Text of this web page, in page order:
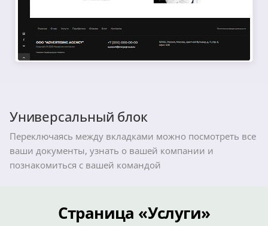
Универсальный блок
Переключаясь между вкладками можно посмотреть все
ваши документы, узнать о вашей компании и
познакомиться с вашей командой
Страница «Услуги»